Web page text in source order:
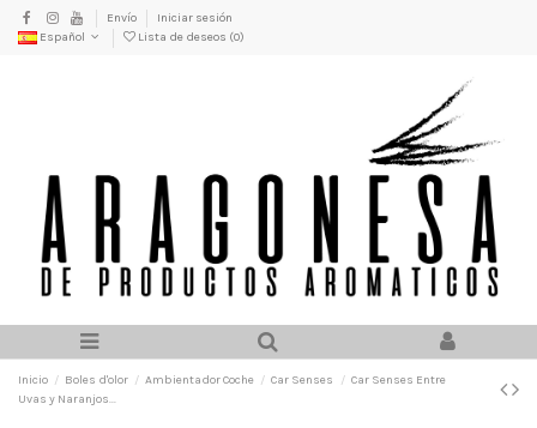
Envío
Iniciar sesión
Español
Lista de deseos (0)
Inicio Boles d'olor Ambientador Coche Car Senses
Car Senses Entre
Uvas y Naranjos...